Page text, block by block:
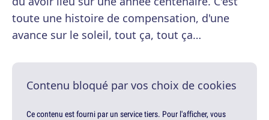
toute une histoire de compensation, d'une
avance sur le soleil, tout ça, tout ça…
Contenu bloqué par vos choix de cookies
Ce contenu est fourni par un service tiers. Pour l'afficher, vous